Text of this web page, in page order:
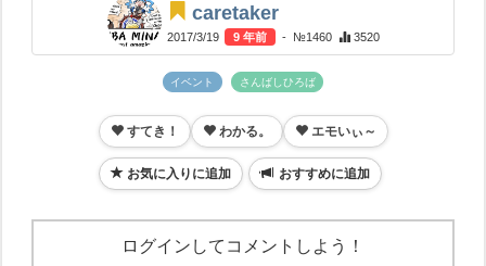
caretaker
2017/3/19 9 年前 - №1460 3520
イベント さんばしひろば
すてき！ わかる。 エモいぃ～
お気に入りに追加 おすすめに追加
ログインしてコメントしよう！